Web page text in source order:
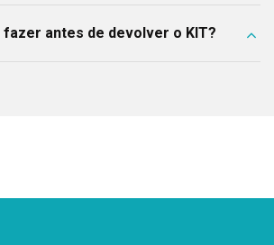
fazer antes de devolver o KIT?